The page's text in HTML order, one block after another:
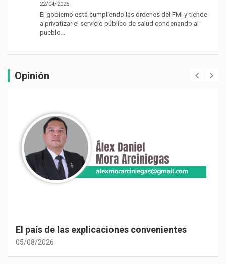
22/04/2026
El gobierno está cumpliendo las órdenes del FMI y tiende
a privatizar el servicio público de salud condenando al
pueblo…
Opinión
El país de las explicaciones convenientes
05/08/2026